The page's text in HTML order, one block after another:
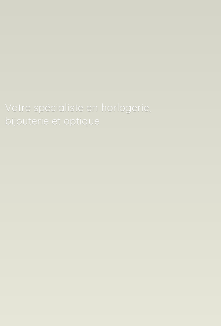
Votre spécialiste en horlogerie,
bijouterie et optique